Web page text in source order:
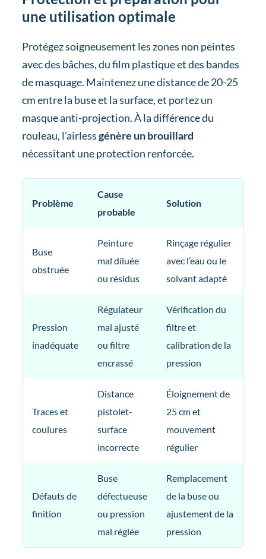
une utilisation optimale
Protégez soigneusement les zones non peintes
avec des bâches, du film plastique et des bandes
de masquage. Maintenez une distance de 20-25
cm entre la buse et la surface, et portez un
masque anti-projection. À la différence du
rouleau, l’airlessgénère un brouillard
nécessitant une protection renforcée.
Problème
Cause
probable
Solution
Buse
obstruée
Peinture
mal diluée
ou résidus
Rinçage régulier
avec l’eau ou le
solvant adapté
Pression
inadéquate
Régulateur
mal ajusté
ou filtre
encrassé
Vérification du
filtre et
calibration de la
pression
Traces et
coulures
Distance
pistolet-
surface
incorrecte
Éloignement de
25 cm et
mouvement
régulier
Défauts de
finition
Buse
défectueuse
ou pression
mal réglée
Remplacement
de la buse ou
ajustement de la
pression